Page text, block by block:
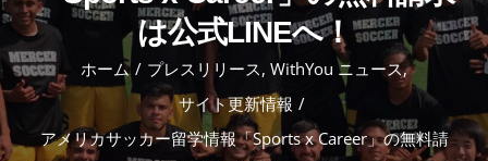
は公式LINEへ！
ホーム / プレスリリース, WithYou ニュース,
サイト更新情報 /
アメリカサッカー留学情報「Sports x Career」の無料請